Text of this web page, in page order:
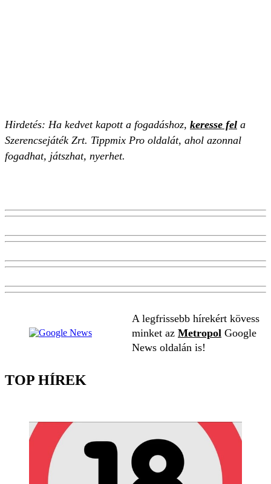
Hirdetés: Ha kedvet kapott a fogadáshoz, keresse fel a
Szerencsejáték Zrt. Tippmix Pro oldalát, ahol azonnal
fogadhat, játszhat, nyerhet.
A legfrissebb hírekért kövess
minket az Metropol Google
News oldalán is!
TOP HÍREK